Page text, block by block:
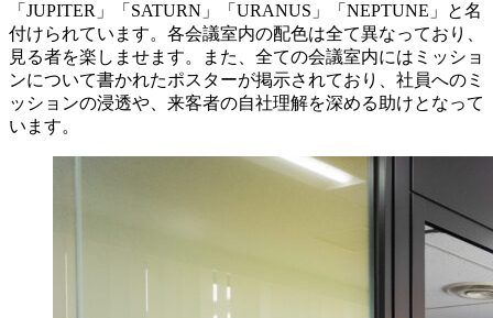
「JUPITER」「SATURN」「URANUS」「NEPTUNE」と名
付けられています。各会議室内の配色は全て異なっており、
見る者を楽しませます。また、全ての会議室内にはミッショ
ンについて書かれたポスターが掲示されており、社員へのミ
ッションの浸透や、来客者の自社理解を深める助けとなって
います。